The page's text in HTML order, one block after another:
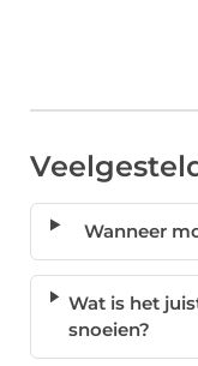
Wanneer
Wat is het
snoeien?